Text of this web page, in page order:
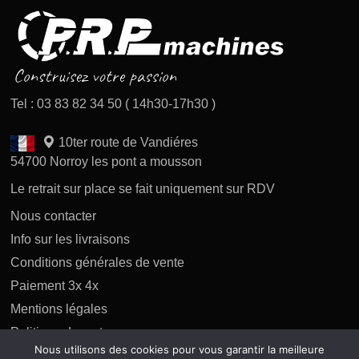
Tel : 03 83 82 34 50 ( 14h30-17h30 )
10ter route de Vandiéres
54700 Norroy les pont a mousson
Le retrait sur place se fait uniquement sur RDV
Nous contacter
Info sur les livraisons
Conditions générales de vente
Paiement 3x 4x
Mentions légales
Politique des retours
Politique de confidentialité
Nous utilisons des cookies pour vous garantir la meilleure